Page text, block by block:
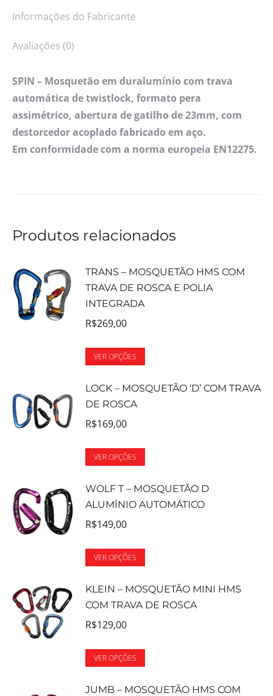
Informações do Fabricante
Avaliações (0)
SPIN – Mosquetão em duralumínio com trava
automática de twistlock, formato pera
assimétrico, abertura de gatilho de 23mm, com
destorcedor acoplado fabricado em aço.
Em conformidade com a norma europeia EN12275.
Produtos relacionados
TRANS – MOSQUETÃO HMS COM
TRAVA DE ROSCA E POLIA
INTEGRADA
R$269,00
VER OPÇÕES
LOCK – MOSQUETÃO ‘D’ COM TRAVA
DE ROSCA
R$169,00
VER OPÇÕES
WOLF T – MOSQUETÃO D
ALUMÍNIO AUTOMÁTICO
R$149,00
VER OPÇÕES
KLEIN – MOSQUETÃO MINI HMS
COM TRAVA DE ROSCA
R$129,00
VER OPÇÕES
JUMB – MOSQUETÃO HMS COM